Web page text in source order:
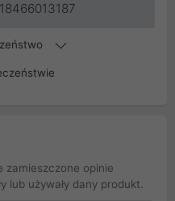
zamieszczone opinie
lub używały dany produkt.